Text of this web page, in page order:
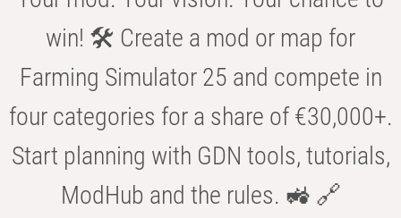
win! 🛠️ Create a mod or map for
Farming Simulator 25 and compete in
four categories for a share of €30,000+.
Start planning with GDN tools, tutorials,
ModHub and the rules. 🚜 🔗